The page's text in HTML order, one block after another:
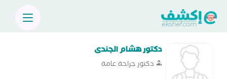
دكتور هشام الجندى
دكتور جراحة عامة